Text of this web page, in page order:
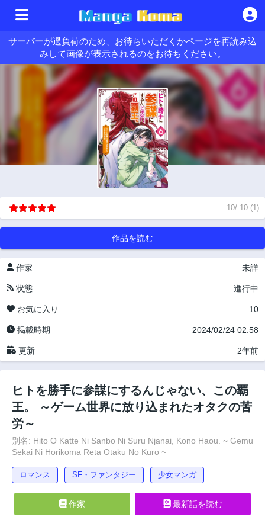
サーバーが過負荷のため、お待ちいただくかページを再読み込
みして画像が表示されるのをお待ちください。
10/ 10 (1)
作品を読む
作家 未詳
状態 進行中
お気に入り 10
掲載時期 2024/02/24 02:58
更新 2年前
ヒトを勝手に参謀にするんじゃない、この覇
王。 ～ゲーム世界に放り込まれたオタクの苦
労～
別名: Hito O Katte Ni Sanbo Ni Suru Njanai, Kono Haou. ~ Gemu
Sekai Ni Horikoma Reta Otaku No Kuro ~
ロマンス SF・ファンタジー 少女マンガ
作家 最新話を読む